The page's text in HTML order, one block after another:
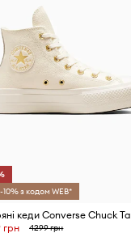
з кодом WEB*
грн 4299 грн